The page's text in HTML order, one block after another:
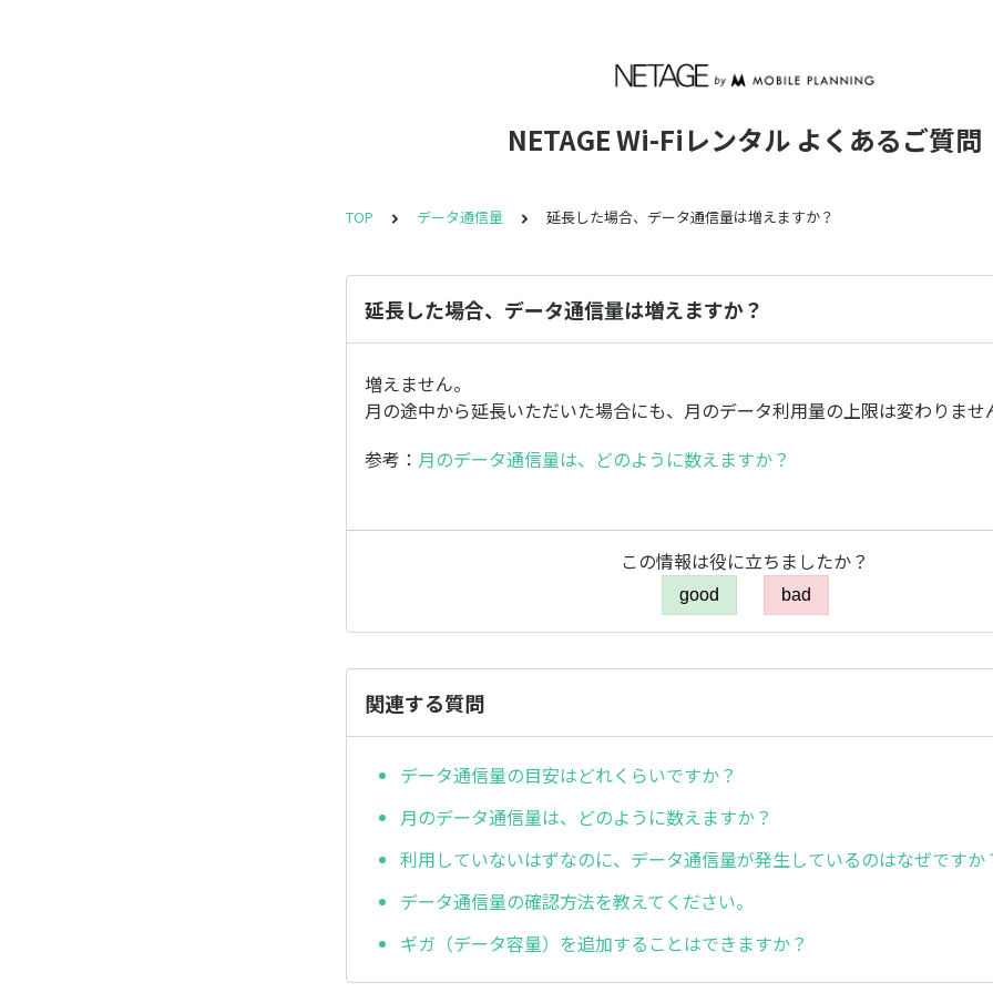
NETAGE Wi-Fiレンタル よくあるご質問
TOP データ通信量 延長した場合、データ通信量は増えますか？
延長した場合、データ通信量は増えますか？
増えません。
月の途中から延長いただいた場合にも、月のデータ利用量の上限は変わりませ
参考： 月のデータ通信量は、どのように数えますか？
この情報は役に立ちましたか？
good bad
関連する質問
データ通信量の目安はどれくらいですか？
月のデータ通信量は、どのように数えますか？
利用していないはずなのに、データ通信量が発生しているのはなぜですか
データ通信量の確認方法を教えてください。
ギガ（データ容量）を追加することはできますか？